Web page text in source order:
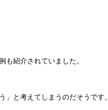
紹介されていました。
と考えてしまうのだそうです。